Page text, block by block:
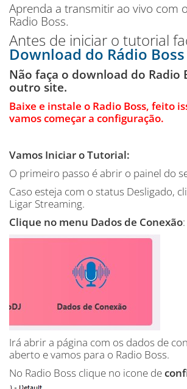
Aprenda a transmitir ao vivo com
Radio Boss.
Antes de iniciar o tutorial
Download do Rádio
Não faça o download do Radio
outro site.
Baixe e instale o Radio Boss, feito
vamos começar a configuração.
Vamos Iniciar o Tutorial:
O primeiro passo é abrir o painel do
Caso esteja com o status Desligado,
Ligar Streaming.
Clique no menu Dados de Conexão:
Irá abrir a página com os dados de
aberto e vamos para o Radio Boss.
No Radio Boss clique no icone de